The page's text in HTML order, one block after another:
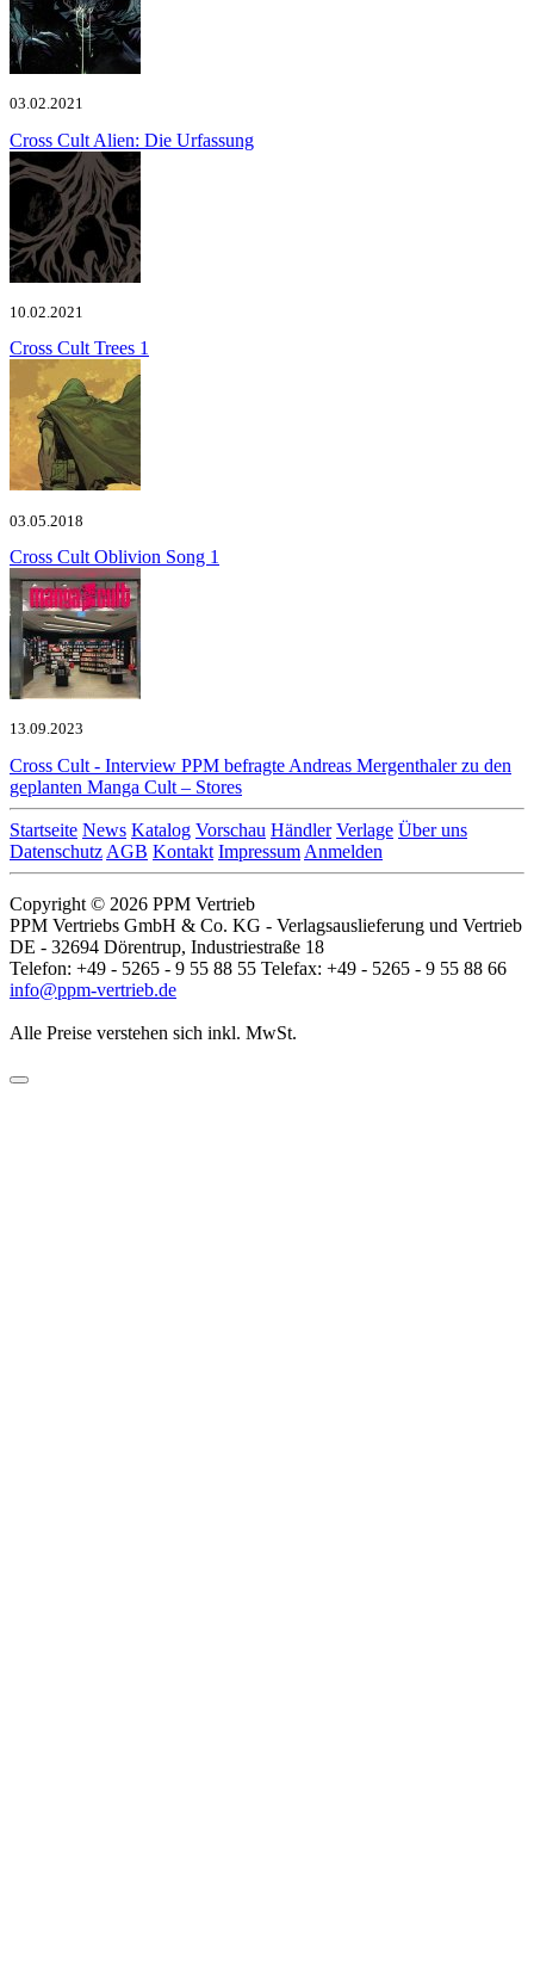
03.02.2021
Cross Cult Alien: Die Urfassung
10.02.2021
Cross Cult Trees 1
03.05.2018
Cross Cult Oblivion Song 1
13.09.2023
Cross Cult - Interview PPM befragte Andreas Mergenthaler zu den
geplanten Manga Cult – Stores
Startseite News Katalog Vorschau Händler Verlage Über uns
Datenschutz AGB Kontakt Impressum Anmelden
Copyright © 2026 PPM Vertrieb
PPM Vertriebs GmbH & Co. KG - Verlagsauslieferung und Vertrieb
DE - 32694 Dörentrup, Industriestraße 18
Telefon: +49 - 5265 - 9 55 88 55 Telefax: +49 - 5265 - 9 55 88 66
info@ppm-vertrieb.de
Alle Preise verstehen sich inkl. MwSt.